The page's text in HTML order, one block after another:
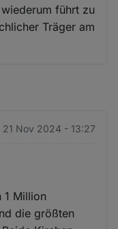
führt zu
Träger am
21 Nov 2024 - 13:27
1 Million
die größten